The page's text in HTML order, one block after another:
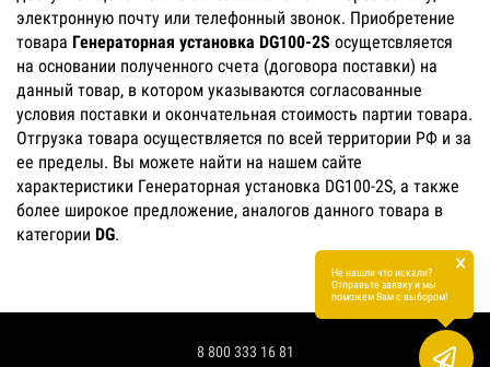
электронную почту или телефонный звонок. Приобретение
товара Генераторная установка DG100-2S осущетсвляется
на основании полученного счета (договора поставки) на
данный товар, в котором указываются согласованные
условия поставки и окончательная стоимость партии товара.
Отгрузка товара осуществляется по всей территории РФ и за
ее пределы. Вы можете найти на нашем сайте
характеристики Генераторная установка DG100-2S, а также
более широкое предложение, аналогов данного товара в
категории DG.
8 800 333 16 81
Не нашли что искали?
Отправьте заявку и мы
поможем Вам с выбором!
×